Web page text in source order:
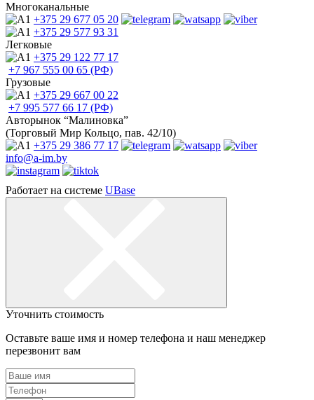
Многоканальные
+375 29 677 05 20
+375 29 577 93 31
Легковые
+375 29 122 77 17
+7 967 555 00 65 (РФ)
Грузовые
+375 29 667 00 22
+7 995 577 66 17 (РФ)
Авторынок “Малиновка”
(Торговый Мир Кольцо, пав. 42/10)
+375 29 386 77 17
info@a-im.by
Работает на системе UBase
Уточнить стоимость
Оставьте ваше имя и номер телефона и наш менеджер
перезвонит вам